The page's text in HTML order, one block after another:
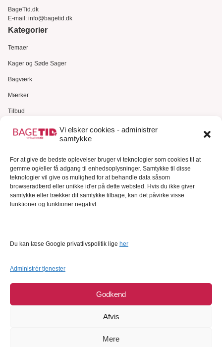
Vi elsker cookies - administrer
samtykke
For at give de bedste oplevelser bruger vi teknologier som cookies til at
gemme og/eller få adgang til enhedsoplysninger. Samtykke til disse
teknologier vil give os mulighed for at behandle data såsom
browseradfærd eller unikke id'er på dette websted. Hvis du ikke giver
samtykke eller trækker dit samtykke tilbage, kan det påvirke visse
funktioner og funktioner negativt.
Du kan læse Google privatlivspolitik lige her
Administrér tjenester
Godkend
Afvis
Mere
BageTid.dk
E-mail: info@bagetid.dk
Kategorier
Temaer
Kager og Søde Sager
Bagværk
Mærker
Tilbud
Gavekort
Kundeservice
Kundeservice
FAQ – Ofte stillede spørgsmål
Om Bagetid.dk
Se Fødevarestyrelsens smiley-rapporter